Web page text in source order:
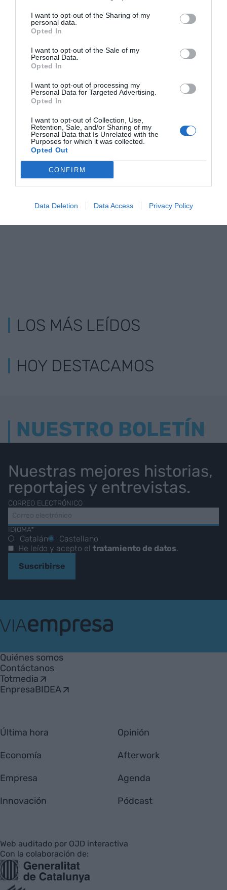
I want to opt-out of the Sharing of my
personal data.
Opted In
I want to opt-out of the Sale of my
Personal Data.
Opted In
I want to opt-out of processing my
Personal Data for Targeted Advertising.
Opted In
I want to opt-out of Collection, Use,
Retention, Sale, and/or Sharing of my
Personal Data that Is Unrelated with the
Purposes for which it was collected.
Opted Out
CONFIRM
Data Deletion Data Access Privacy Policy
RELACIONADAS
Cellnex amplía
capital para crecer
Cellnex pierde para acercar a la
gente en tiempos de covid-19
LOS MÁS LEÍDOS
HOY DESTACAMOS
NUESTRO BOLETÍN
Nuestras mejores historias,
reportajes y entrevistas.
CORREO ELECTRÓNICO
IDIOMA*
Catalán
Castellano
He leído y acepto el tratamiento de datos.
Suscribirse
Empresa
Quiénes somos
Contáctanos
Totmedia
EnpresaBIDEA
Última hora
Economía
Empresa
Innovación
Opinión
Afterwork
Agenda
Pódcast
Web auditado por OJD interactiva
Con la colaboración de: